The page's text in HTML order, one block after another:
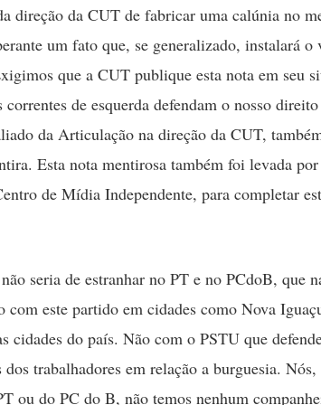
direção da CUT de fabricar uma calúnia no
um fato que, se generalizado, instalará o
que a CUT publique esta nota em seu
de esquerda defendam o nosso
da Articulação na direção da CUT,
Esta nota mentirosa também foi levada
de Mídia Independente, para completar
seria de estranhar no PT e no PCdoB, que
com este partido em cidades como Nova
cidades do país. Não com o PSTU que
dos trabalhadores em relação a burguesia. Nós,
ou do PC do B, não temos nenhum